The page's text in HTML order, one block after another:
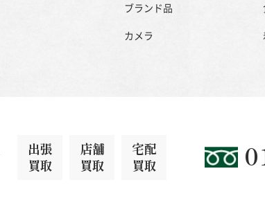
ブランド品
カメラ
出張
買取
店舗
買取
宅配
買取